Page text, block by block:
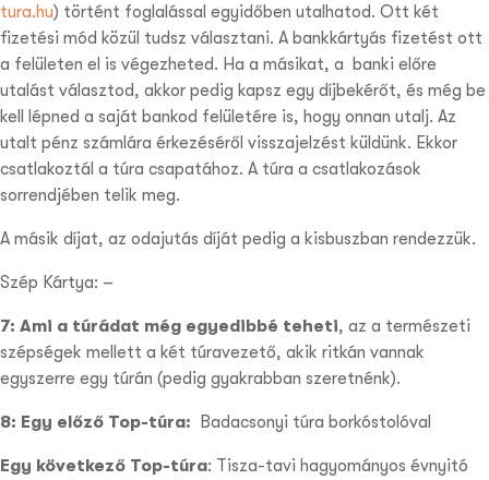
tura.hu) történt foglalással egyidőben utalhatod. Ott két
fizetési mód közül tudsz választani. A bankkártyás fizetést ott
a felületen el is végezheted. Ha a másikat, a
banki előre
utalást választod, akkor pedig kapsz egy díjbekérőt, és még be
kell lépned a saját bankod felületére is, hogy onnan utalj. Az
utalt pénz számlára érkezéséről visszajelzést küldünk. Ekkor
csatlakoztál a túra csapatához. A túra a csatlakozások
sorrendjében telik meg.
A másik díjat, az odajutás díját pedig a kisbuszban rendezzük.
Szép Kártya: –
7: Ami a túrádat még egyedibbé teheti, az a természeti
szépségek mellett a két túravezető, akik ritkán vannak
egyszerre egy túrán (pedig gyakrabban szeretnénk).
8: Egy előző Top-túra: Badacsonyi túra borkóstolóval
Egy következő Top-túra: Tisza-tavi hagyományos évnyitó